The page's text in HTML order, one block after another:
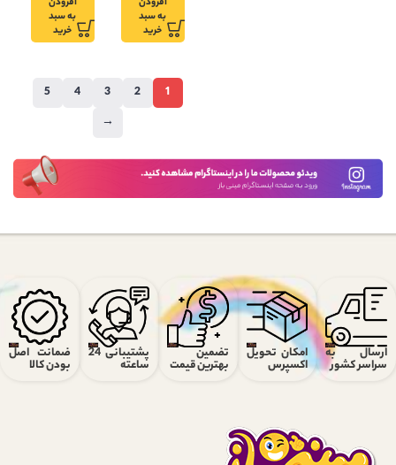
به سبد
خرید
به سبد
خرید
1
2
3
4
5
→
ارسال به
سراسر کشور
امکان تحویل
اکسپرس
تضمین
بهترین قیمت
پشتیبانی 24
ساعته
ضمانت اصل
بودن کالا